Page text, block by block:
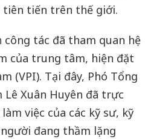
tiên tiến trên thế giới.
công tác đã tham quan hệ
của trung tâm, hiện đặt
(VPI). Tại đây, Phó Tổng
Xuân Huyên đã trực
việc của các kỹ sư, kỹ
đang thầm lặng